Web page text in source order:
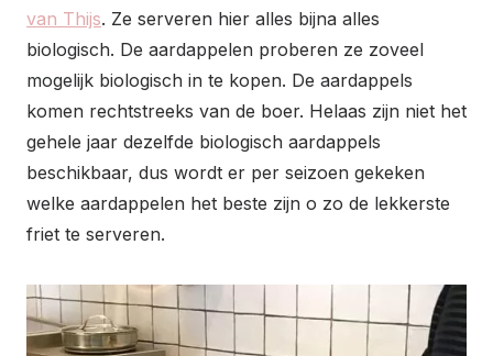
van Thijs. Ze serveren hier alles bijna alles
biologisch. De aardappelen proberen ze zoveel
mogelijk biologisch in te kopen. De aardappels
komen rechtstreeks van de boer. Helaas zijn niet het
gehele jaar dezelfde biologisch aardappels
beschikbaar, dus wordt er per seizoen gekeken
welke aardappelen het beste zijn o zo de lekkerste
friet te serveren.